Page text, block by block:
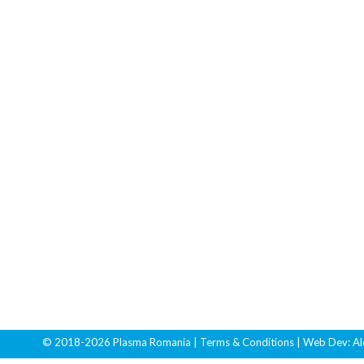
© 2018-2026 Plasma Romania | Terms & Conditions | Web Dev: